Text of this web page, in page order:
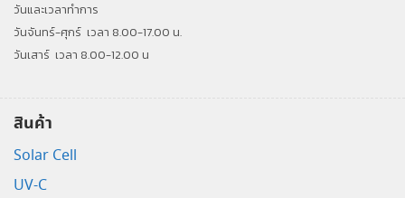
วันและเวลาทำการ
วันจันทร์-ศุกร์ เวลา 8.00-17.00 น.
วันเสาร์ เวลา 8.00-12.00 น
สินค้า
Solar Cell
UV-C